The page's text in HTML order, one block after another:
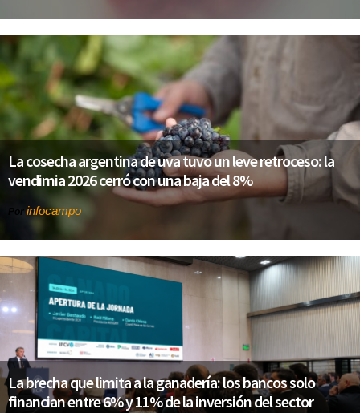
La cosecha argentina de uva tuvo un leve retroceso: la
vendimia 2026 cerró con una baja del 8%
Por infocampo
La brecha que limita a la ganadería: los bancos solo
financian entre 6% y 11% de la inversión del sector